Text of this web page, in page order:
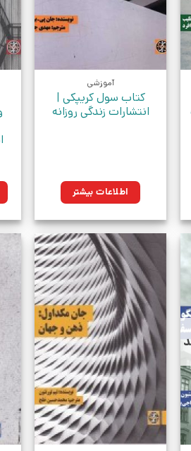
آموزشی
کتاب سول کریپکی |
انتشارات زندگی روزانه
اطلاعات بیشتر